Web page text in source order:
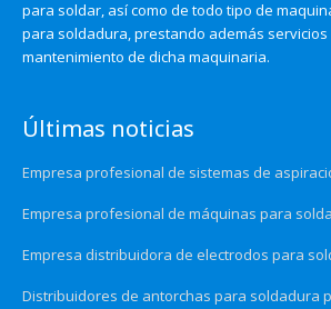
para soldar, así como de todo tipo de
para soldadura, prestando además
mantenimiento de dicha maquinaria.
Últimas noticias
Empresa profesional de sistemas de
Empresa profesional de máquinas para
Empresa distribuidora de electrodos para
Distribuidores de antorchas para soldadura